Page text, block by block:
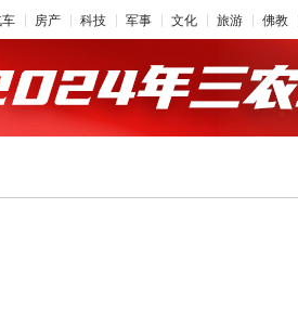
房产 科技 军事 文化 旅游 佛教